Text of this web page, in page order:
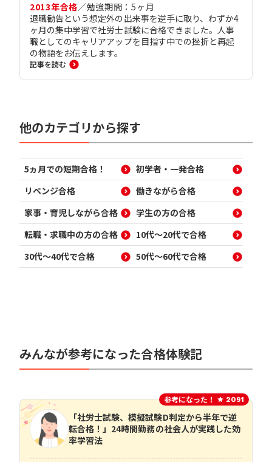
2013年合格／勉強期間：5 ヶ月
退職勧告という想定外の出来事を逆手に取り、わずか4
ヶ月の集中学習で社労士試験に合格できました。人事
職としてのキャリアアップを目指す中での挫折と再起
の物語をお伝えします。
記事を読む
他のカテゴリから探す
5ヵ月での短期合格！ 初学者・一発合格
リベンジ合格 働きながら合格
家事・育児しながら合格 学生の方の合格
転職・求職中の方の合格 10代～20代で合格
30代～40代で合格 50代～60代で合格
みんなが参考になった合格体験記
参考になった！ 2091
「社労士試験、模擬試験D判定から半年で逆
転合格！」24時間勤務の社会人が実践した効
率学習法